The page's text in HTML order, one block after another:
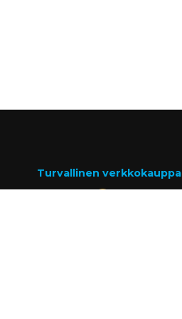
Turvallinen verkkokauppa